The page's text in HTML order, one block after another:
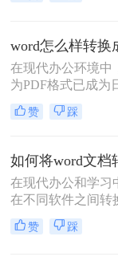
助您轻松完成Word
换。
在现代办公环境中
为PDF格式已成为
节。PDF格式不仅
操作系统上轻松打
安全性。那么word
呢？本文将介绍三
PDF的方法。
赞 踩
在现代办公和学习
在不同软件之间转
各种需求。其中，
PDF格式尤为常见
赞 踩